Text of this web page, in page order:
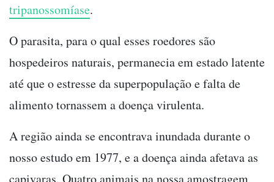
tripanossomíase.
O parasita, para o qual esses roedores são
hospedeiros naturais, permanecia em estado latente
até que o estresse da superpopulação e falta de
alimento tornassem a doença virulenta.
A região ainda se encontrava inundada durante o
nosso estudo em 1977, e a doença ainda afetava as
capivaras. Quatro animais na nossa amostragem